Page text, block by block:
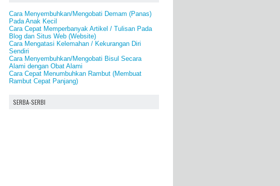
Cara Menyembuhkan/Mengobati Demam (Panas)
Pada Anak Kecil
Cara Cepat Memperbanyak Artikel / Tulisan Pada
Blog dan Situs Web (Website)
Cara Mengatasi Kelemahan / Kekurangan Diri
Sendiri
Cara Menyembuhkan/Mengobati Bisul Secara
Alami dengan Obat Alami
Cara Cepat Menumbuhkan Rambut (Membuat
Rambut Cepat Panjang)
SERBA-SERBI